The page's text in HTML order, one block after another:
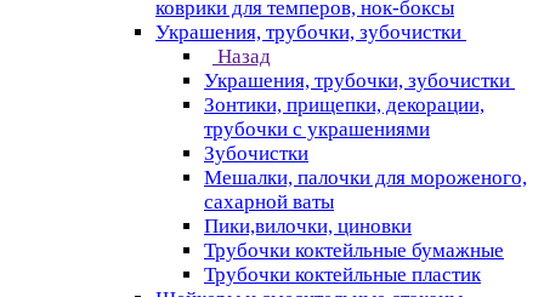
коврики для темперов, нок-боксы
Украшения, трубочки, зубочистки
Назад
Украшения, трубочки, зубочистки
Зонтики, прищепки, декорации,
трубочки с украшениями
Зубочистки
Мешалки, палочки для мороженого,
сахарной ваты
Пики,вилочки, циновки
Трубочки коктейльные бумажные
Трубочки коктейльные пластик